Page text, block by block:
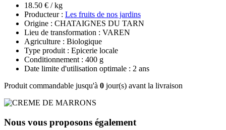
18.50 € / kg
Producteur : Les fruits de nos jardins
Origine : CHATAIGNES DU TARN
Lieu de transformation : VAREN
Agriculture : Biologique
Type produit : Epicerie locale
Conditionnement : 400 g
Date limite d'utilisation optimale : 2 ans
Produit commandable jusqu'à 0 jour(s) avant la livraison
Nous vous proposons également